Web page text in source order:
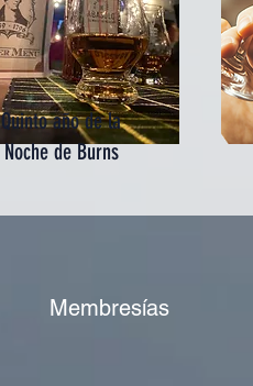
Quinto año de la
Noche de Burns
Membresías